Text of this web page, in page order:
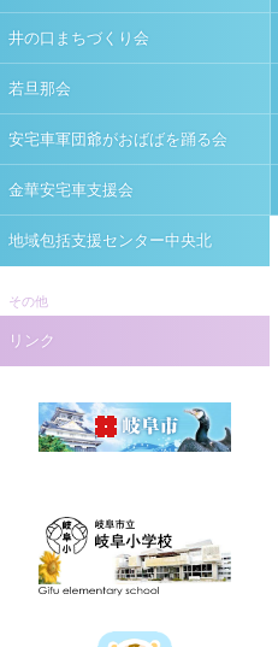
井の口まちづくり会
若旦那会
安宅車軍団爺がおばばを踊る会
金華安宅車支援会
地域包括支援センター中央北
その他
リンク